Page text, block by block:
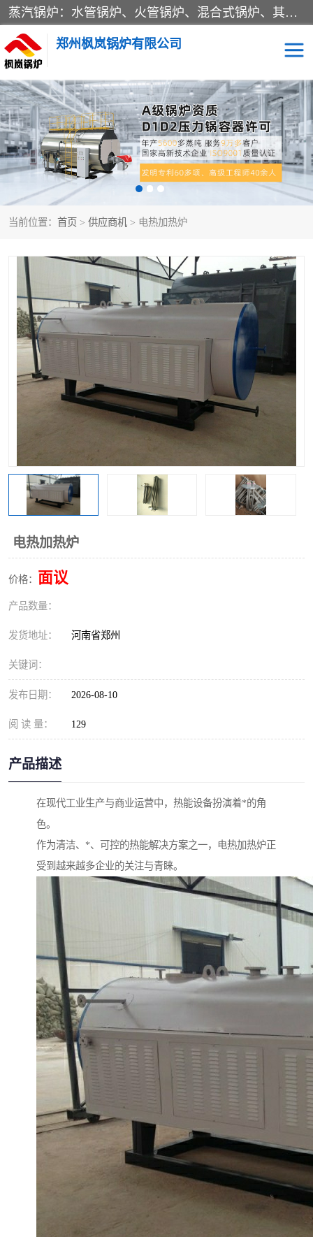
蒸汽锅炉：水管锅炉、火管锅炉、混合式锅炉、其他蒸汽锅炉； 热水锅炉：家用型集中供暖用热水锅炉、其他热水锅炉； 有机热载体锅炉； 船用蒸汽锅炉； （锅炉用辅助设备及装置）蒸汽冷凝器：表面冷凝器、混合式冷凝器、空冷式冷凝器、其他蒸汽冷凝器； 锅炉用辅助设备：节热器、蒸汽收集器、蓄能器、烟垢清除器、气体回收器、泥渣刮除器、空气预热器、其他锅炉用辅助设备；
郑州枫岚锅炉有限公司
当前位置： 首页 > 供应商机 > 电热加热炉
电热加热炉
价格： 面议
产品数量：
发货地址： 河南省郑州
关键词：
发布日期： 2026-08-10
阅 读 量： 129
产品描述
在现代工业生产与商业运营中，热能设备扮演着*的角
色。
作为清洁、*、可控的热能解决方案之一，电热加热炉正
受到越来越多企业的关注与青睐。